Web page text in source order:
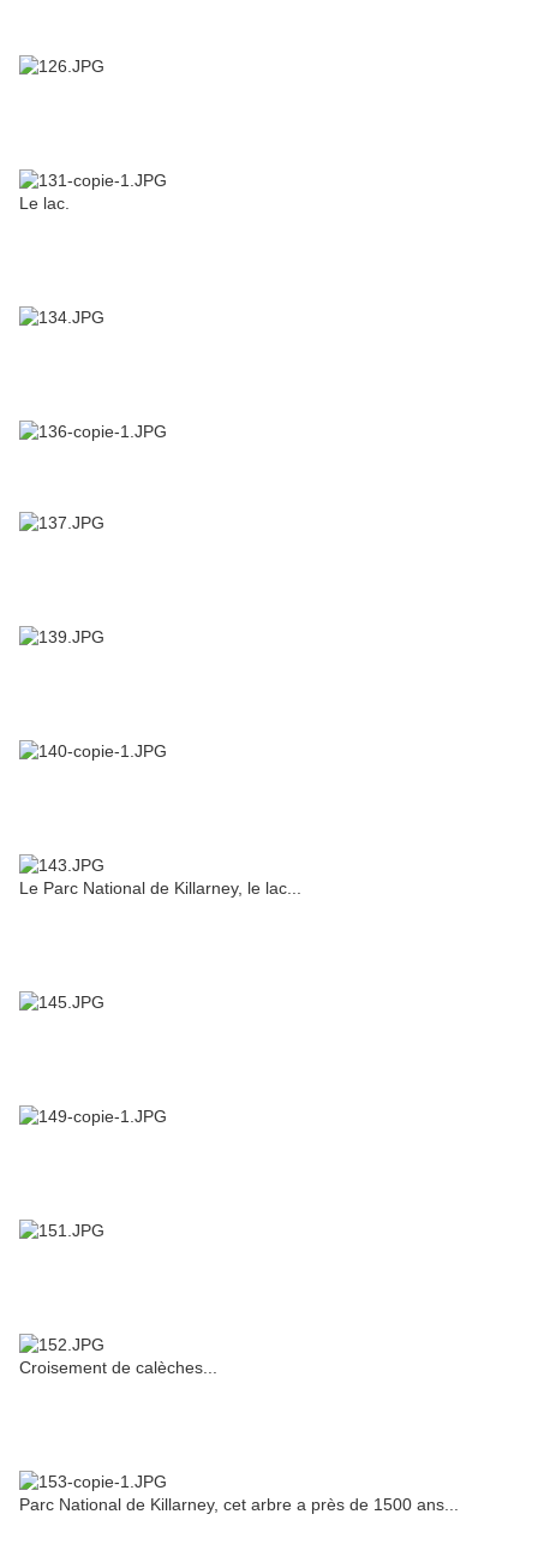
Le lac.
Le Parc National de Killarney, le lac...
Croisement de calèches...
Parc National de Killarney, cet arbre a près de 1500 ans...